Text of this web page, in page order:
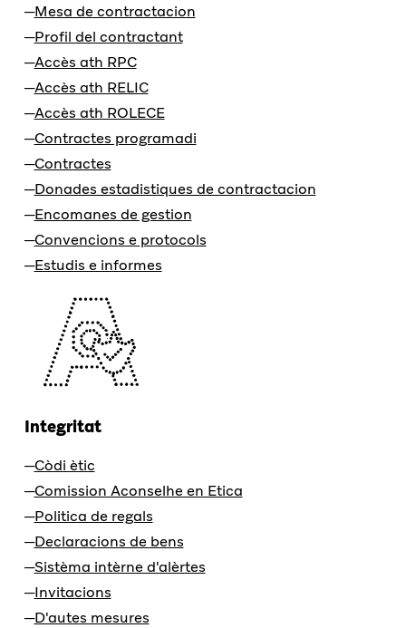
Mesa de contractacion
Profil del contractant
Accès ath RPC
Accès ath RELIC
Accès ath ROLECE
Contractes programadi
Contractes
Donades estadistiques de contractacion
Encomanes de gestion
Convencions e protocols
Estudis e informes
Integritat
Còdi ètic
Comission Aconselhe en Etica
Politica de regals
Declaracions de bens
Sistèma intèrne d'alèrtes
Invitacions
D'autes mesures